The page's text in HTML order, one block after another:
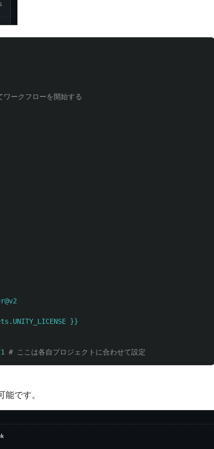
ークフローを開始する
}}
# ここは各自プロジェクトに合わせて設定
です。